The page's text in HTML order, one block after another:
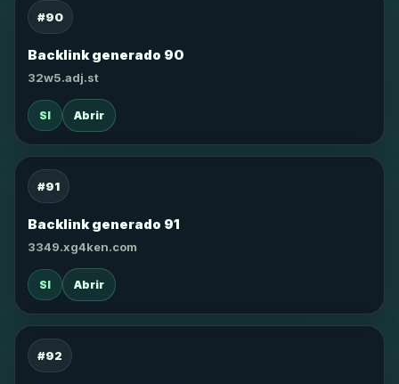
#90
Backlink generado 90
32w5.adj.st
SI Abrir
#91
Backlink generado 91
3349.xg4ken.com
SI Abrir
#92